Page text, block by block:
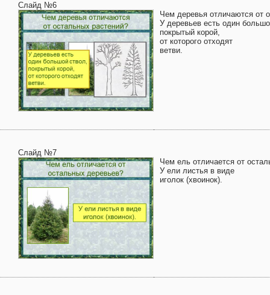
Слайд №6
Чем деревья отличаются от
У деревьев есть один
покрытый корой,
от которого отходят
ветви.
Слайд №7
Чем ель отличается от
У ели листья в виде
иголок (хвоинок).